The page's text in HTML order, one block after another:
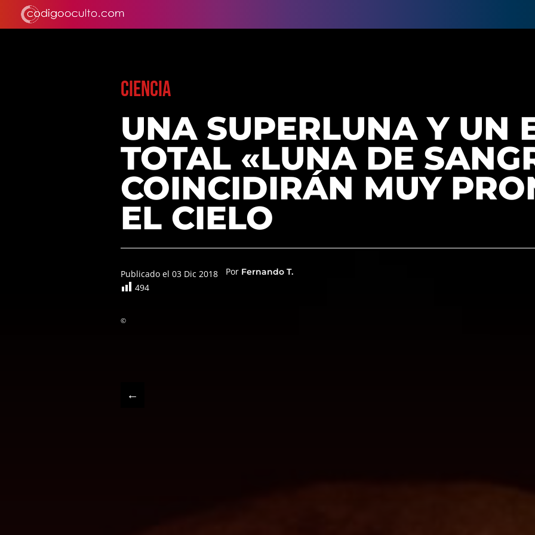
CIENCIA
UNA SUPERLUNA Y UN
TOTAL «LUNA DE
COINCIDIRÁN MUY
EL CIELO
Publicado el 03 Dic 2018 Por Fernando T.
494
©
←